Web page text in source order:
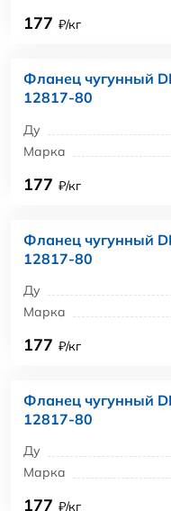
177 ₽/кг
Фланец чугунный
12817-80
Ду
Марка
177 ₽/кг
Фланец чугунный
12817-80
Ду
Марка
177 ₽/кг
Фланец чугунный
12817-80
Ду
Марка
177 ₽/кг